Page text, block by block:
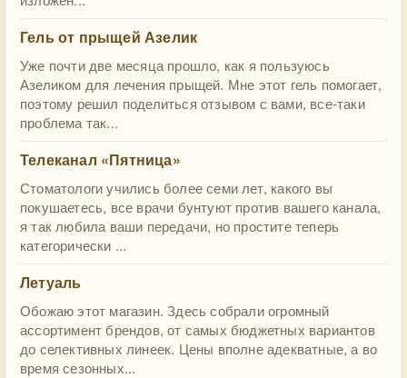
Гель от прыщей Азелик
Уже почти две месяца прошло, как я пользуюсь
Азеликом для лечения прыщей. Мне этот гель помогает,
поэтому решил поделиться отзывом с вами, все-таки
проблема так...
Телеканал «Пятница»
Стоматологи учились более семи лет, какого вы
покушаетесь, все врачи бунтуют против вашего канала,
я так любила ваши передачи, но простите теперь
категорически ...
Летуаль
Обожаю этот магазин. Здесь собрали огромный
ассортимент брендов, от самых бюджетных вариантов
до селективных линеек. Цены вполне адекватные, а во
время сезонных...